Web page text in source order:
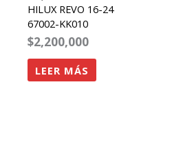
HILUX REVO 16-24
67002-KK010
$2,200,000
LEER MÁS